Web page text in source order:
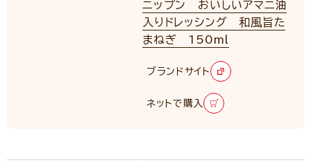
ニップン おいしいアマニ油
入りドレッシング 和風旨た
まねぎ 150ml
ブランドサイト
ネットで購入